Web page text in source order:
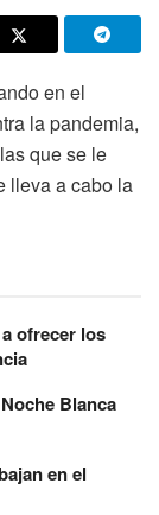
en el
la pandemia,
que se le
lleva a cabo la
ofrecer los
Blanca
en el